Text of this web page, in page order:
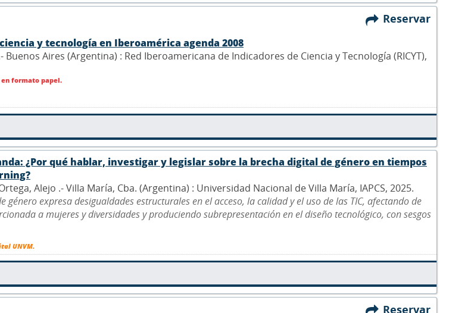
Reservar
y tecnología en Iberoamérica agenda 2008
Buenos Aires (Argentina) : Red Iberoamericana de Indicadores de Ciencia y Tecnología (RICYT),
formato papel.
¿Por qué hablar, investigar y legislar sobre la brecha digital de género en tiempos
Alejo .- Villa María, Cba. (Argentina) : Universidad Nacional de Villa María, IAPCS, 2025.
género expresa desigualdades estructurales en el acceso, la calidad y el uso de las TIC, afectando de
a mujeres y diversidades y produciendo subrepresentación en el diseño tecnológico, con sesgos
UNVM.
Reservar